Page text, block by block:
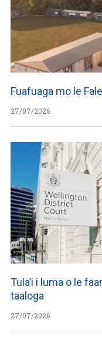
Fuafuaga mo le
27/07/2026
Tula’i i luma o le
taaloga
27/07/2026